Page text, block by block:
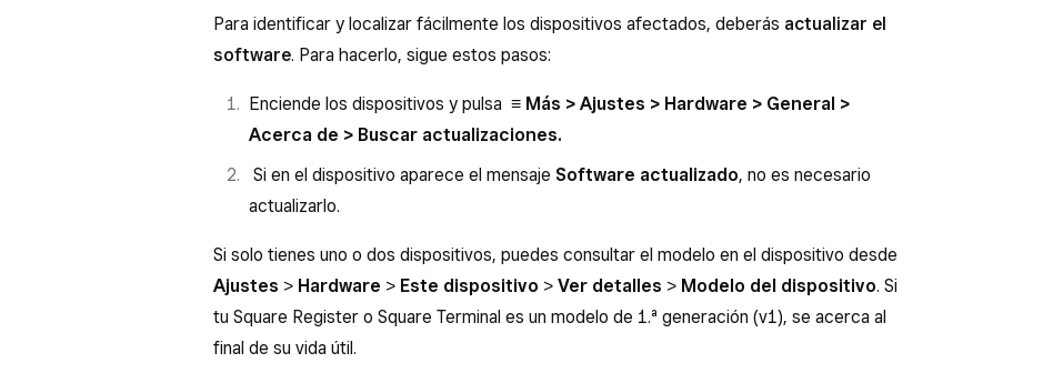
Para identificar y localizar fácilmente los dispositivos afectados, deberás actualizar el
software. Para hacerlo, sigue estos pasos:
Enciende los dispositivos y pulsa ≡ Más > Ajustes > Hardware > General >
Acerca de > Buscar actualizaciones.
Si en el dispositivo aparece el mensaje Software actualizado, no es necesario
actualizarlo.
Si solo tienes uno o dos dispositivos, puedes consultar el modelo en el dispositivo desde
Ajustes > Hardware > Este dispositivo > Ver detalles > Modelo del dispositivo. Si
tu Square Register o Square Terminal es un modelo de 1.ª generación (v1), se acerca al
final de su vida útil.